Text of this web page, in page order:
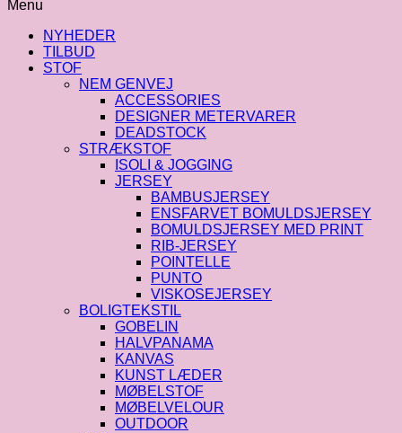
antal
Menu
NYHEDER
TILBUD
STOF
NEM GENVEJ
ACCESSORIES
DESIGNER METERVARER
DEADSTOCK
STRÆKSTOF
ISOLI & JOGGING
JERSEY
BAMBUSJERSEY
ENSFARVET BOMULDSJERSEY
BOMULDSJERSEY MED PRINT
RIB-JERSEY
POINTELLE
PUNTO
VISKOSEJERSEY
BOLIGTEKSTIL
GOBELIN
HALVPANAMA
KANVAS
KUNST LÆDER
MØBELSTOF
MØBELVELOUR
OUTDOOR